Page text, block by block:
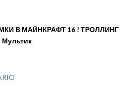
В МАЙНКРАФТ 16 ! ТРОЛЛИНГ
Мультик